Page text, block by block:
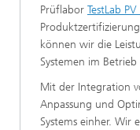
Prüflabor TestLab
können wir die
Systemen im
Mit der Integration
Anpassung und
Systems einher. Wir